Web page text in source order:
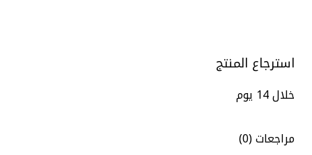
استرجاع المنتج
خلال 14 يوم
مراجعات (0)